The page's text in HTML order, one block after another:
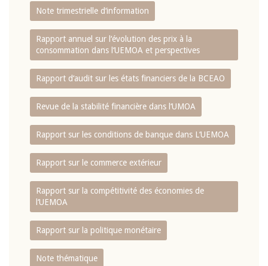
Note trimestrielle d‘information
Rapport annuel sur l‘évolution des prix à la
consommation dans l‘UEMOA et perspectives
Rapport d‘audit sur les états financiers de la BCEAO
Revue de la stabilité financière dans l‘UMOA
Rapport sur les conditions de banque dans L‘UEMOA
Rapport sur le commerce extérieur
Rapport sur la compétitivité des économies de
l‘UEMOA
Rapport sur la politique monétaire
Note thématique